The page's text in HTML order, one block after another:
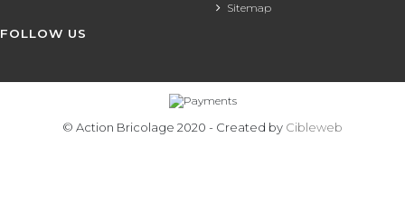
Sitemap
FOLLOW US
© Action Bricolage 2020 - Created by Cibleweb